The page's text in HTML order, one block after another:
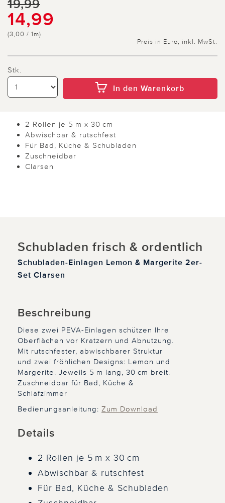
19,99
14,99
(3,00 / 1m)
Preis in Euro, inkl. MwSt.
Stk.
In den Warenkorb
2 Rollen je 5 m x 30 cm
Abwischbar & rutschfest
Für Bad, Küche & Schubladen
Zuschneidbar
Clarsen
Schubladen frisch & ordentlich
Schubladen-Einlagen Lemon & Margerite 2er-
Set Clarsen
Beschreibung
Diese zwei PEVA-Einlagen schützen Ihre
Oberflächen vor Kratzern und Abnutzung.
Mit rutschfester, abwischbarer Struktur
und zwei fröhlichen Designs: Lemon und
Margerite. Jeweils 5 m lang, 30 cm breit.
Zuschneidbar für Bad, Küche &
Schlafzimmer
Bedienungsanleitung: Zum Download
Details
2 Rollen je 5 m x 30 cm
Abwischbar & rutschfest
Für Bad, Küche & Schubladen